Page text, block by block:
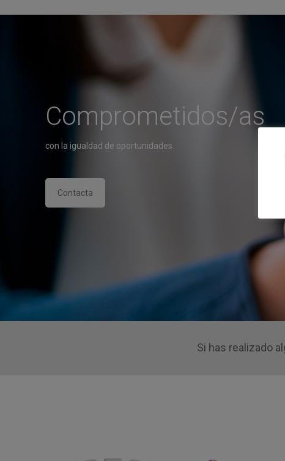
Comprometidos/as
con la igualdad de oportunidades.
Contacta
Si has realizado